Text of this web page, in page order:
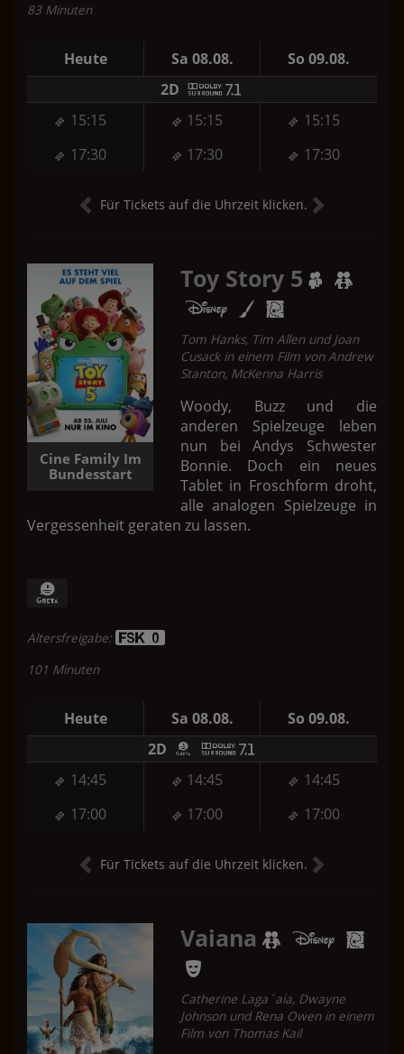
83 Minuten
Heute Sa 08.08. So 09.08.
15:15 15:15
15:15
17:30
17:30 17:30
2D
Für Tickets auf die Uhrzeit klicken.
Cine Family Im
Bundesstart
Toy Story 5
Tom Hanks, Tim Allen und Joan
Cusack in einem Film von Andrew
Stanton, McKenna Harris
Woody, Buzz und die
anderen Spielzeuge leben
nun bei Andys Schwester
Bonnie. Doch ein neues
Tablet in Froschform droht,
alle analogen Spielzeuge in
Vergessenheit geraten zu lassen.
Altersfreigabe:
101 Minuten
Heute Sa 08.08. So 09.08.
14:45 14:45
14:45
17:00
17:00 17:00
2D
Für Tickets auf die Uhrzeit klicken.
Vaiana
Catherine Laga´aia, Dwayne
Johnson und Rena Owen in einem
Film von Thomas Kail